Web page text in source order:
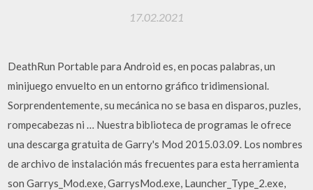
17.02.2021
DeathRun Portable para Android es, en pocas palabras, un
minijuego envuelto en un entorno gráfico tridimensional.
Sorprendentemente, su mecánica no se basa en disparos, puzles,
rompecabezas ni … Nuestra biblioteca de programas le ofrece
una descarga gratuita de Garry's Mod 2015.03.09. Los nombres
de archivo de instalación más frecuentes para esta herramienta
son Garrys_Mod.exe, GarrysMod.exe, Launcher_Type_2.exe,